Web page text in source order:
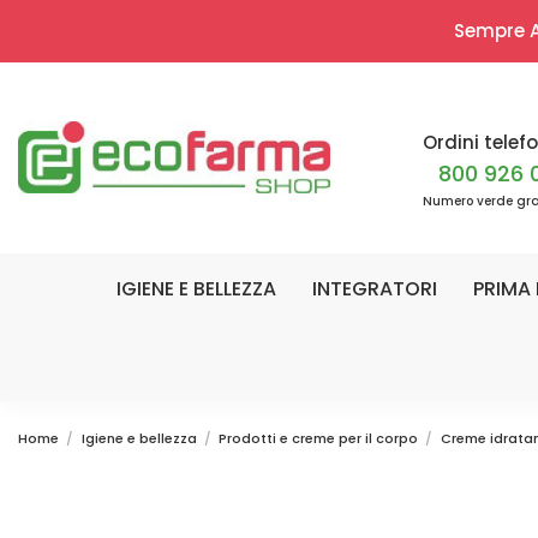
Sempre
Ordini
800 926
Numero verde
IGIENE E BELLEZZA INTEGRATORI PRIMA
Home Igiene e bellezza Prodotti e creme per il corpo Creme